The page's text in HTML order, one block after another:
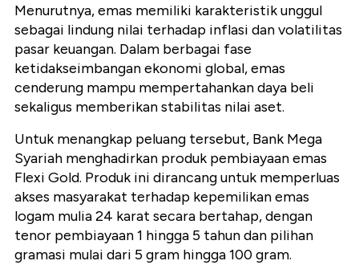
Menurutnya, emas memiliki karakteristik unggul
sebagai lindung nilai terhadap inflasi dan volatilitas
pasar keuangan. Dalam berbagai fase
ketidakseimbangan ekonomi global, emas
cenderung mampu mempertahankan daya beli
sekaligus memberikan stabilitas nilai aset.
Untuk menangkap peluang tersebut, Bank Mega
Syariah menghadirkan produk pembiayaan emas
Flexi Gold. Produk ini dirancang untuk memperluas
akses masyarakat terhadap kepemilikan emas
logam mulia 24 karat secara bertahap, dengan
tenor pembiayaan 1 hingga 5 tahun dan pilihan
gramasi mulai dari 5 gram hingga 100 gram.